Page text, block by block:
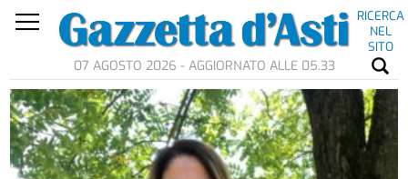
RICERCA
NEL
SITO
07 AGOSTO 2026 - AGGIORNATO ALLE 05.33